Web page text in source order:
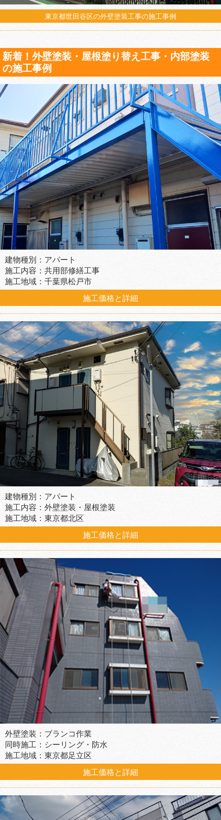
東京都世田谷区の外壁塗装工事の施工事例
新着！外壁塗装・屋根塗り替え工事・内部塗装
の施工事例
建物種別：アパート
施工内容：共用部修繕工事
施工地域：千葉県松戸市
施工価格と詳細
建物種別：アパート
施工内容：外壁塗装・屋根塗装
施工地域：東京都北区
施工価格と詳細
外壁塗装：ブランコ作業
同時施工：シーリング・防水
施工地域：東京都足立区
施工価格と詳細